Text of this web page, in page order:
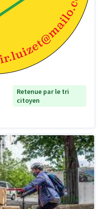
Retenue par le tri
citoyen